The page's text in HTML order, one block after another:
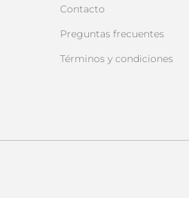
Contacto
Preguntas frecuentes
Términos y condiciones